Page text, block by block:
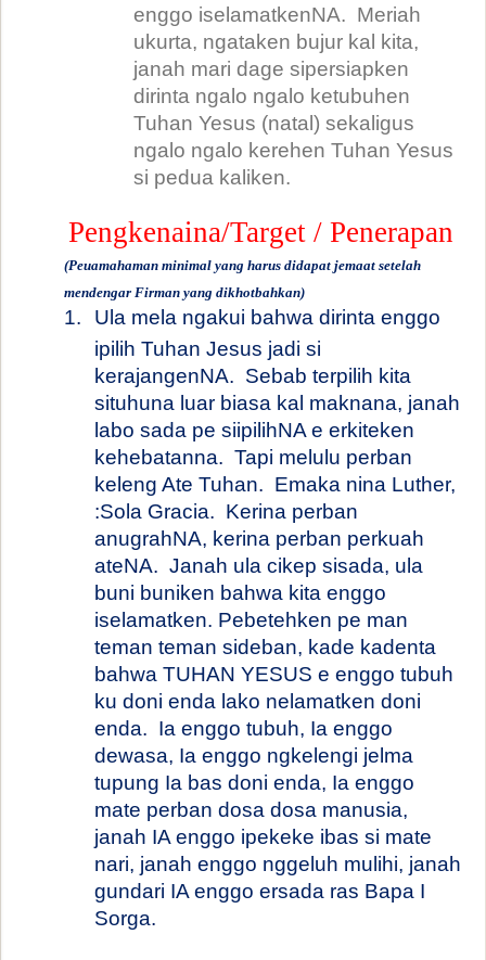
enggo iselamatkenNA. Meriah
ukurta, ngataken bujur kal kita,
janah mari dage sipersiapken
dirinta ngalo ngalo ketubuhen
Tuhan Yesus (natal) sekaligus
ngalo ngalo kerehen Tuhan Yesus
si pedua kaliken.
Pengkenaina/Target / Penerapan
(Peuamahaman minimal yang harus didapat jemaat setelah
mendengar Firman yang dikhotbahkan)
1.
Ula mela ngakui bahwa dirinta enggo
ipilih Tuhan Jesus jadi si
kerajangenNA. Sebab terpilih kita
situhuna luar biasa kal maknana, janah
labo sada pe siipilihNA e erkiteken
kehebatanna. Tapi melulu perban
keleng Ate Tuhan. Emaka nina Luther,
:Sola Gracia. Kerina perban
anugrahNA, kerina perban perkuah
ateNA. Janah ula cikep sisada, ula
buni buniken bahwa kita enggo
iselamatken. Pebetehken pe man
teman teman sideban, kade kadenta
bahwa TUHAN YESUS e enggo tubuh
ku doni enda lako nelamatken doni
enda. Ia enggo tubuh, Ia enggo
dewasa, Ia enggo ngkelengi jelma
tupung Ia bas doni enda, Ia enggo
mate perban dosa dosa manusia,
janah IA enggo ipekeke ibas si mate
nari, janah enggo nggeluh mulihi, janah
gundari IA enggo ersada ras Bapa I
Sorga.